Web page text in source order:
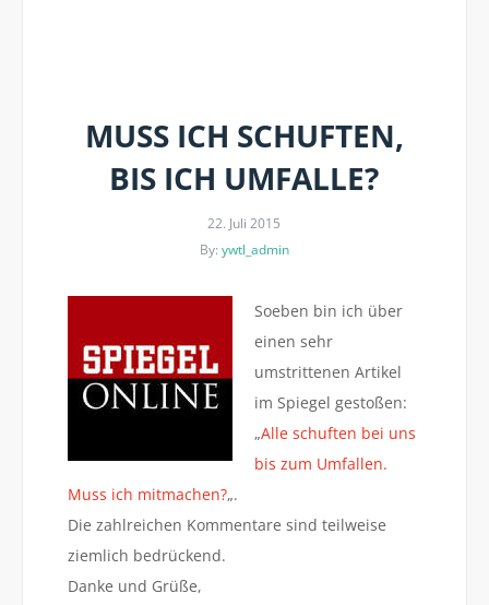
MUSS ICH SCHUFTEN,
BIS ICH UMFALLE?
22. Juli 2015
By: ywtl_admin
Soeben bin ich über
einen sehr
umstrittenen Artikel
im Spiegel gestoßen:
„Alle schuften bei uns
bis zum Umfallen.
Muss ich mitmachen?„.
Die zahlreichen Kommentare sind teilweise
ziemlich bedrückend.
Danke und Grüße,